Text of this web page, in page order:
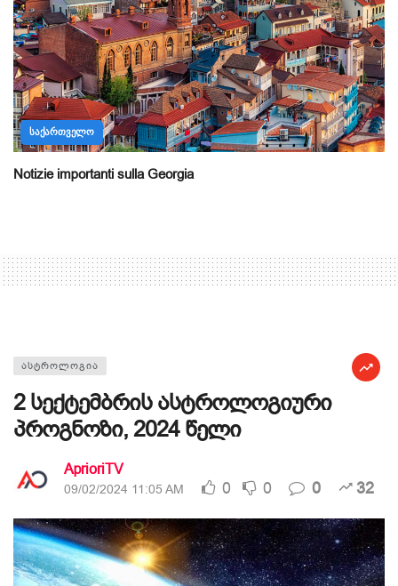
ᲡᲐᲥᲐᲠᲗᲕᲔᲚᲝ
Notizie importanti sulla Georgia
ᲐᲡᲢᲠᲝᲚᲝᲒᲘᲐ
2 სექტემბრის ასტროლოგიური
პროგნოზი, 2024 წელი
AprioriTV
09/02/2024 11:05 AM 0 0 0 32